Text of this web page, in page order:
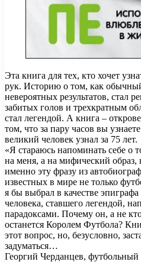
Эта книга для тех, кто хочет
рук. Историю о том, как
невероятных результатов, стал
забитых голов и трехкратным
стал легендой. А книга –
том, что за пару часов вы
великий человек узнал за 75 лет.
«Я стараюсь напоминать себе о
на меня, а на мифический образ,
именно эту фразу из
известных в мире не только
я бы выбрал в качестве
человека, ставшего легендой,
парадоксами. Почему он, а не
останется Королем Футбола?
этот вопрос, но, безусловно,
задуматься…
Георгий Черданцев, футбольный